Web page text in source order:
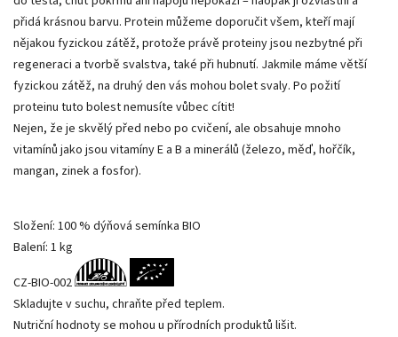
přidá krásnou barvu. Protein můžeme doporučit všem, kteří mají
nějakou fyzickou zátěž, protože právě proteiny jsou nezbytné při
regeneraci a tvorbě svalstva, také při hubnutí. Jakmile máme větší
fyzickou zátěž, na druhý den vás mohou bolet svaly. Po požití
proteinu tuto bolest nemusíte vůbec cítit!
Nejen, že je skvělý před nebo po cvičení, ale obsahuje mnoho
vitamínů jako jsou vitamíny E a B a minerálů (železo, měď, hořčík,
mangan, zinek a fosfor).
Složení: 100 % dýňová semínka BIO
Balení: 1 kg
CZ-BIO-002
Skladujte v suchu, chraňte před teplem.
Nutriční hodnoty se mohou u přírodních produktů lišit.